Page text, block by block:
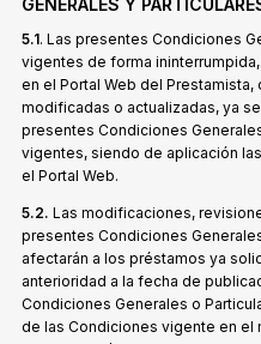
GENERALES Y
5.1. Las presentes Condiciones
vigentes de forma
en el Portal Web del
modificadas o actualizadas, ya
presentes Condiciones
vigentes, siendo de aplicación
el Portal Web.
5.2. Las modificaciones,
presentes Condiciones
afectarán a los préstamos ya
anterioridad a la fecha de
Condiciones Generales o
de las Condiciones vigente en el